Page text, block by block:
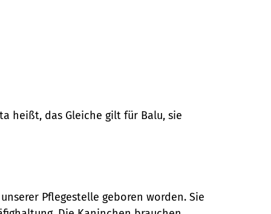
heißt, das Gleiche gilt für Balu, sie
Pflegestelle geboren worden. Sie